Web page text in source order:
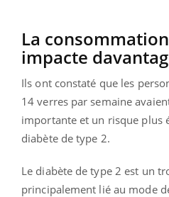
La
impacte
Ils ont constaté que les
14 verres par semaine
importante et un risque plus
diabète de type 2.
Le diabète de type 2 est un
principalement lié au mode